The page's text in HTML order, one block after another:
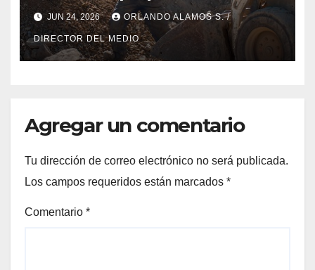
para postulaciones PAMMA
Equipa y Desarrolla 2026
JUN 24, 2026 ORLANDO ALAMOS S. /
DIRECTOR DEL MEDIO
Agregar un comentario
Tu dirección de correo electrónico no será publicada.
Los campos requeridos están marcados *
Comentario *